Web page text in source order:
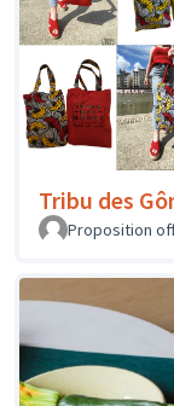
Tribu des
Proposition